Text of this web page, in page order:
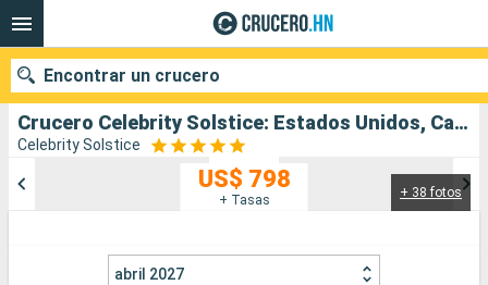
Crucero Celebrity Solstice: Estados Unidos, Canadá salida desde Honolulu
Celebrity Solstice
+ 38 fotos
US$ 798
+ Tasas
abril 2027
Encontrar un crucero